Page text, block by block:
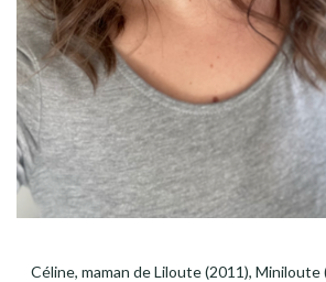
Céline, maman de Liloute (2011),